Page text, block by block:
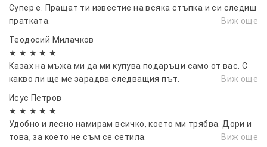
Супер е. Пращат ти известие на всяка стъпка и си следиш
пратката.
Виж още
Теодосий Милачков
★ ★ ★ ★ ★
Казах на мъжа ми да ми купува подаръци само от вас. С
какво ли ще ме зарадва следващия път.
Виж още
Исус Петров
★ ★ ★ ★ ★
Удобно и лесно намирам всичко, което ми трябва. Дори и
това, за което не съм се сетила.
Виж още